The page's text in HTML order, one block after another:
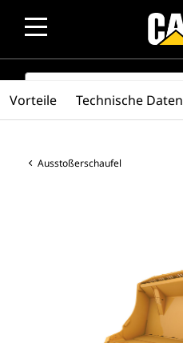
SEARCH
Ausstoßerschaufel
Vorteile Technische Daten